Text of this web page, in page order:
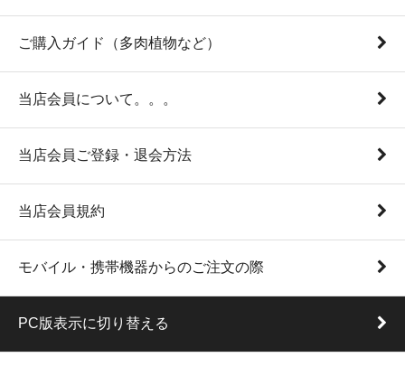
ご購入ガイド（多肉植物など）
当店会員について。。。
当店会員ご登録・退会方法
当店会員規約
モバイル・携帯機器からのご注文の際
PC版表示に切り替える